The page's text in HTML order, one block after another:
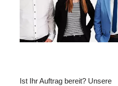
Ist Ihr Auftrag bereit? Unsere